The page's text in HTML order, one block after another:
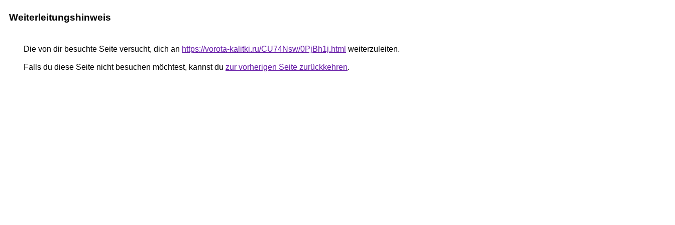
Weiterleitungshinweis
Die von dir besuchte Seite versucht, dich an https://vorota-kalitki.ru/CU74Nsw/0PjBh1j.html weiterzuleiten.
Falls du diese Seite nicht besuchen möchtest, kannst du zur vorherigen Seite zurückkehren.